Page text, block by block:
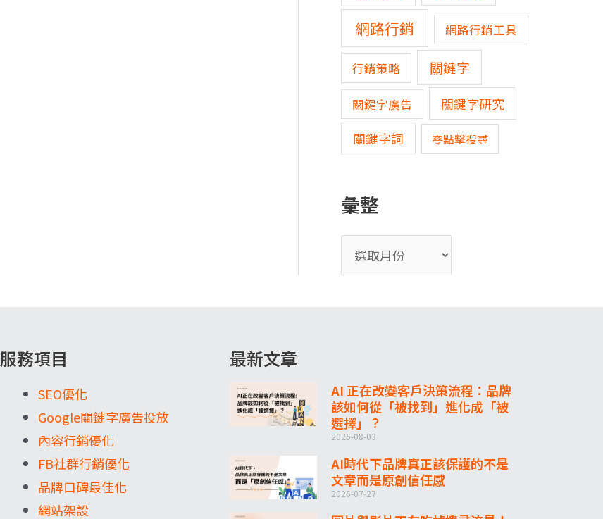
網路行銷 網路行銷工具
行銷策略 關鍵字
關鍵字廣告 關鍵字研究
關鍵字詞 零點擊搜尋
彙整
服務項目
SEO優化
Google關鍵字廣告投放
內容行銷優化
FB社群行銷優化
品牌口碑最佳化
網站架設
最新文章
AI 正在改變客戶決策流程：品牌
該如何從「被找到」進化成「被
選擇」？
2026-08-03
AI時代下品牌真正該保護的不是
文章而是原創信任感
2026-07-27